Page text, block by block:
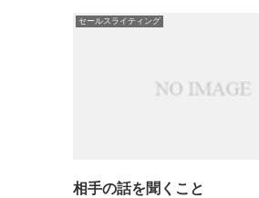
る...
セールスライティング
相手の話を聞くこと